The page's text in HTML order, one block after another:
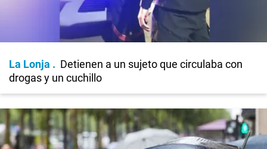
La Lonja
Detienen a un sujeto que circulaba con
drogas y un cuchillo